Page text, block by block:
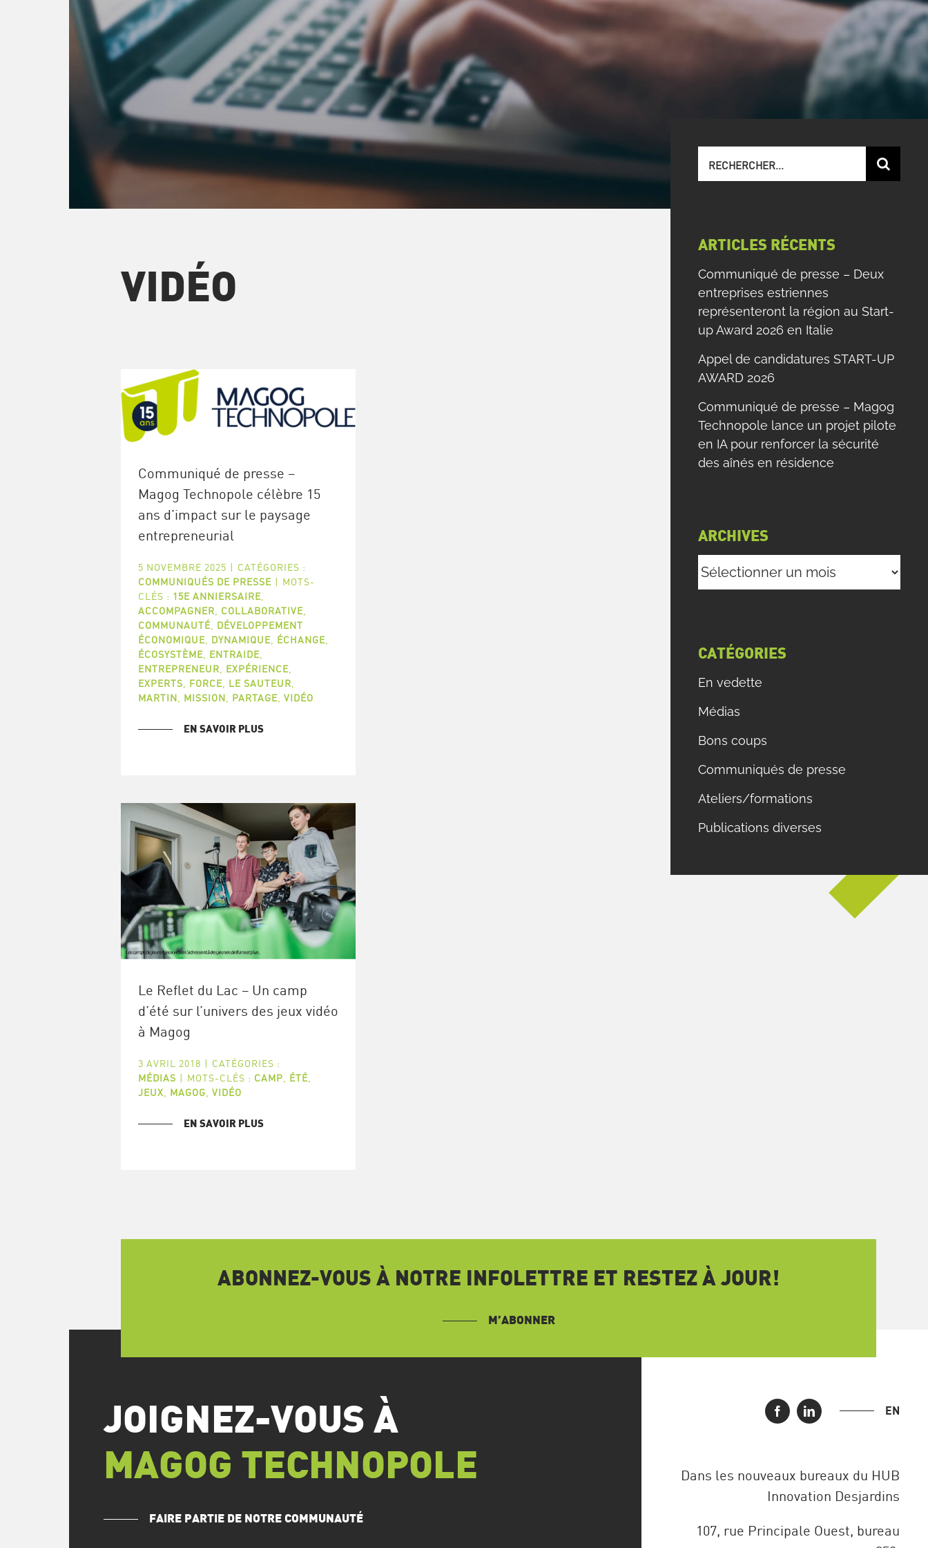
VIDÉO
Communiqué de presse –
Magog Technopole célèbre 15
ans d’impact sur le paysage
entrepreneurial
5 NOVEMBRE 2025 | CATÉGORIES :
COMMUNIQUÉS DE PRESSE | MOTS-
CLÉS : 15E ANNIERSAIRE,
ACCOMPAGNER
COLLABORATIVE,
COMMUNAUTÉ, DÉVELOPPEMENT
ÉCONOMIQUE, DYNAMIQUE, ÉCHANGE,
ÉCOSYSTÈME, ENTRAIDE,
ENTREPRENEUR
EXPÉRIENCE,
EXPERTS
FORCE, LE SAUTEUR
MARTIN
MISSION PARTAGE, VIDÉO
EN SAVOIR PLUS
Le Reflet du Lac – Un camp
d’été sur l’univers des jeux vidéo
à Magog
3 AVRIL 2018 | CATÉGORIES :
MÉDIAS | MOTS-CLÉS : CAMP ÉTÉ,
JEUX
MAGOG VIDÉO
EN SAVOIR PLUS
sur
ARTICLES RÉCENTS
Communiqué de presse – Deux
entreprises estriennes
représenteront la région au Start-
up Award 2026 en Italie
Appel de candidatures START-UP
AWARD 2026
Communiqué de presse – Magog
Technopole lance un projet pilote
en IA pour renforcer la sécurité
des aînés en résidence
ARCHIVES
Archives
CATÉGORIES
En vedette
Médias
Bons coups
Communiqués de presse
Ateliers/formations
Publications diverses
ABONNEZ-VOUS À NOTRE INFOLETTRE ET RESTEZ À JOUR!
M’ABONNER
JOIGNEZ-VOUS À
MAGOG TECHNOPOLE
FAIRE PARTIE DE NOTRE COMMUNAUTÉ
EN
Dans les nouveaux bureaux du HUB
Innovation Desjardins
107, rue Principale Ouest, bureau